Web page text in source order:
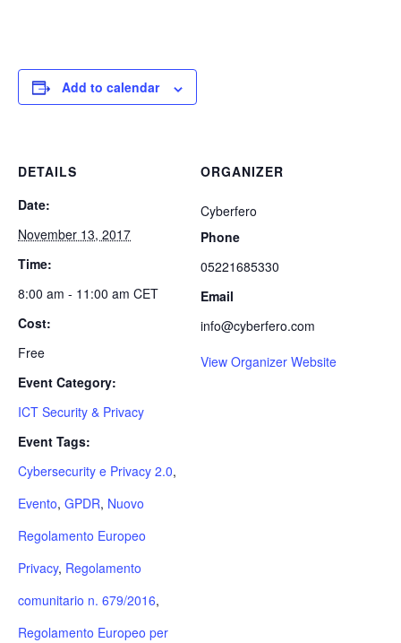
Add to calendar
DETAILS
Date:
November 13, 2017
Time:
8:00 am - 11:00 am CET
Cost:
Free
Event Category:
ICT Security & Privacy
Event Tags:
Cybersecurity e Privacy 2.0,
Evento, GPDR, Nuovo
Regolamento Europeo
Privacy, Regolamento
comunitario n. 679/2016,
Regolamento Europeo per
ORGANIZER
Cyberfero
Phone
05221685330
Email
info@cyberfero.com
View Organizer Website